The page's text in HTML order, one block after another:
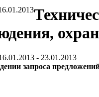
- 23.01.2013
запроса